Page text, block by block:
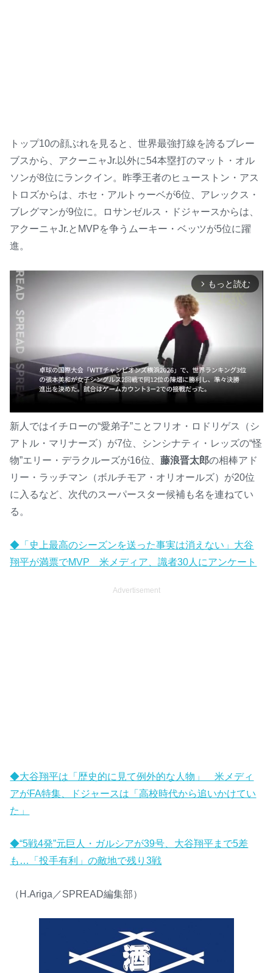
トップ10の顔ぶれを見ると、世界最強打線を誇るブレー
ブスから、アクーニャJr.以外に54本塁打のマット・オル
ソンが8位にランクイン。昨季王者のヒューストン・アス
トロズからは、ホセ・アルトゥーベが6位、アレックス・
ブレグマンが9位に。ロサンゼルス・ドジャースからは、
アクーニャJr.とMVPを争うムーキー・ベッツが5位に躍
進。
arrow_forward_ios もっと読む
M
u
e
新人ではイチローの“愛弟子”ことフリオ・ロドリゲス（シ
アトル・マリナーズ）が7位、シンシナティ・レッズの“怪
物”エリー・デラクルーズが16位、藤浪晋太郎の相棒アド
リー・ラッチマン（ボルチモア・オリオールズ）が20位
に入るなど、次代のスーパースター候補も名を連ねてい
る。
◆「史上最高のシーズンを送った事実は消えない」大谷
翔平が満票でMVP 米メディア、識者30人にアンケート
Advertisement
◆大谷翔平は「歴史的に見て例外的な人物」 米メディ
アがFA特集、ドジャースは「高校時代から追いかけてい
た」
◆“5戦4発”元巨人・ガルシアが39号、大谷翔平まで5差
も…「投手有利」の敵地で残り3戦
（H.Ariga／SPREAD編集部）